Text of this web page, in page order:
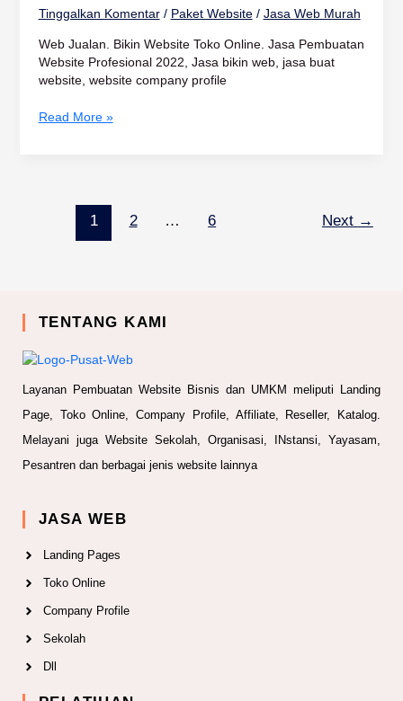
Tinggalkan Komentar / Paket Website/ Jasa Web Murah
Web Jualan. Bikin Website Toko Online. Jasa Pembuatan
Website Profesional 2022, Jasa bikin web, jasa buat
website, website company profile
Read More »
1 2 … 6 Next →
TENTANG KAMI
Layanan Pembuatan Website Bisnis dan UMKM meliputi Landing
Page, Toko Online, Company Profile, Affiliate, Reseller, Katalog.
Melayani juga Website Sekolah, Organisasi, INstansi, Yayasam,
Pesantren dan berbagai jenis website lainnya
JASA WEB
Landing Pages
Toko Online
Company Profile
Sekolah
Dll